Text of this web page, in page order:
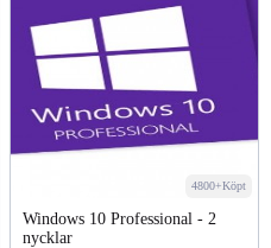
4800+Köpt
Windows 10 Professional - 2
nycklar